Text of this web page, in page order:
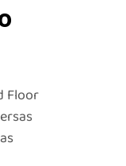
Floor